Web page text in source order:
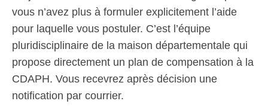
vous n’avez plus à formuler explicitement l’aide
pour laquelle vous postuler. C’est l’équipe
pluridisciplinaire de la maison départementale qui
propose directement un plan de compensation à la
CDAPH. Vous recevrez après décision une
notification par courrier.